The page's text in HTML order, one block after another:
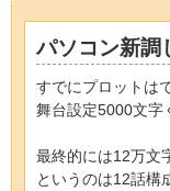
パソコン新調
すでにプロットは
舞台設定5000文字
最終的には12万文
というのは12話構